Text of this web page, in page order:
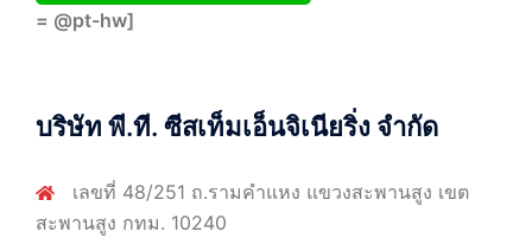
= @pt-hw]
บริษัท พี.ที. ซีสเท็มเอ็นจิเนียริ่ง จำกัด
เลขที่ 48/251 ถ.รามคำแหง แขวงสะพานสูง เขต
สะพานสูง กทม. 10240